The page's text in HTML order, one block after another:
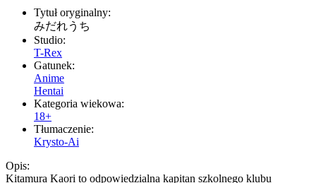
Tytuł oryginalny:
みだれうち
Studio:
T-Rex
Gatunek:
Anime
Hentai
Kategoria wiekowa:
18+
Tłumaczenie:
Krysto-Ai
Opis:
Kitamura Kaori to odpowiedzialna kapitan szkolnego klubu